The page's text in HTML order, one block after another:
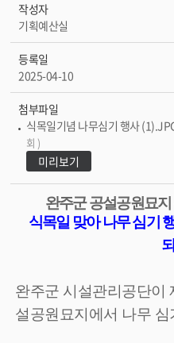
작성자
기획예산실
등록일
2025-04-10
첨부파일
식목일기념 나무심기 행사
회 )
미리보기
완주군 공설공원묘
식목일 맞아 나무 심기
완주군 시설관리공단이
설공원묘지에서 나무